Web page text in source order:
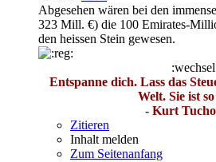
Abgesehen wären bei den
323 Mill. €) die 100 Emirates-
den heissen Stein gewesen.
Entspanne dich. Lass das
Welt. Sie ist
- Kurt
Zitieren
Inhalt melden
Zum Seitenanfang